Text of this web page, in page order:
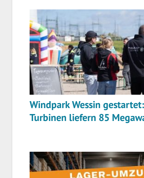
Windpark Wessin
Turbinen liefern 85